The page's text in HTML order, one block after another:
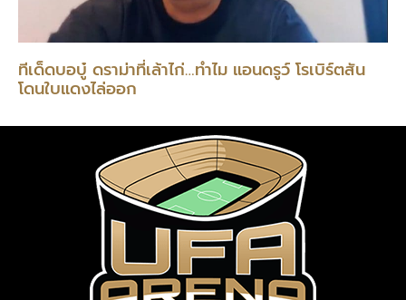
ทีเด็ดบอบู๋ ดราม่าที่เล้าไก่…ทำไม แอนดรูว์ โรเบิร์ตสัน
โดนใบแดงไล่ออก